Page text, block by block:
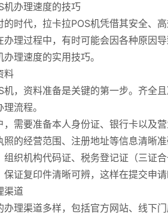
机办理速度的技巧
的时代，拉卡拉POS机凭借其安全、
办理过程中，有时可能会因各种原因
理速度的实用技巧。
料
机，资料准备是关键的第一步。齐全
流程。
，需要准备本人身份证、银行卡以及
照的经营范围、注册地址等信息清晰
组织机构代码证、税务登记证（三证
证复印件清晰可辨，这样在提交申
渠道
办理渠道多样，包括官方网站、线下